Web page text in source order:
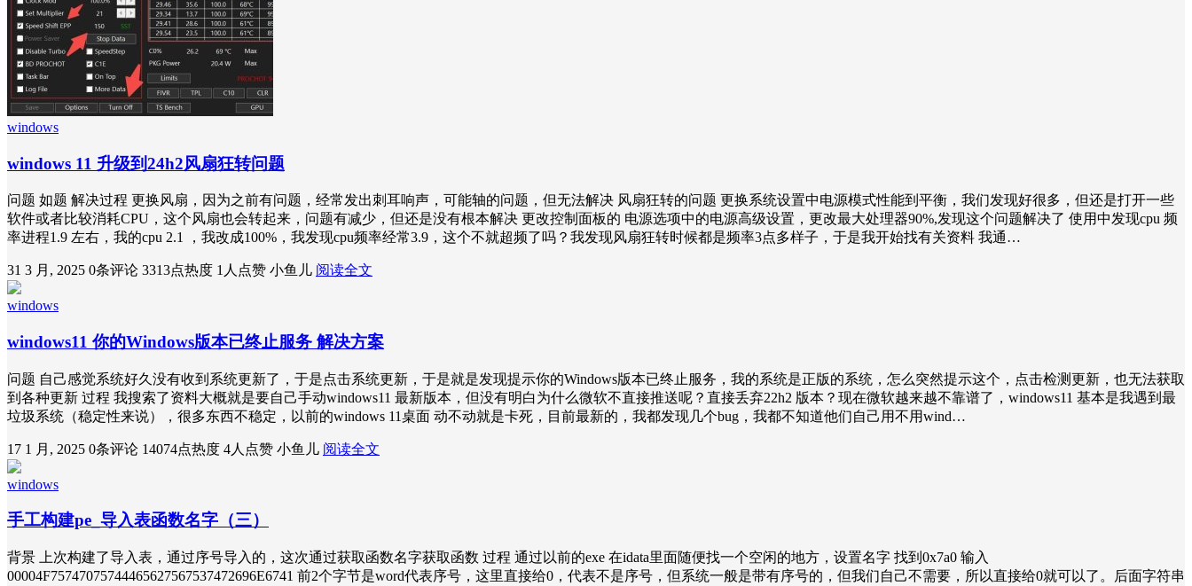
windows
windows 11 升级到24h2风扇狂转问题
问题 如题 解决过程 更换风扇，因为之前有问题，经常发出刺耳响声，可能轴的问题，但无法解决 风扇狂转的问题 更换系统设置中电源模式性能到平衡，我们发现好很多，但还是打开一些
软件或者比较消耗CPU，这个风扇也会转起来，问题有减少，但还是没有根本解决 更改控制面板的 电源选项中的电源高级设置，更改最大处理器90%,发现这个问题解决了 使用中发现cpu 频
率进程1.9 左右，我的cpu 2.1 ，我改成100%，我发现cpu频率经常3.9，这个不就超频了吗？我发现风扇狂转时候都是频率3点多样子，于是我开始找有关资料 我通…
31 3 月, 2025 0条评论 3313点热度 1人点赞 小鱼儿 阅读全文
windows
windows11 你的Windows版本已终止服务 解决方案
问题 自己感觉系统好久没有收到系统更新了，于是点击系统更新，于是就是发现提示你的Windows版本已终止服务，我的系统是正版的系统，怎么突然提示这个，点击检测更新，也无法获取
到各种更新 过程 我搜索了资料大概就是要自己手动windows11 最新版本，但没有明白为什么微软不直接推送呢？直接丢弃22h2 版本？现在微软越来越不靠谱了，windows11 基本是我遇到最
垃圾系统（稳定性来说），很多东西不稳定，以前的windows 11桌面 动不动就是卡死，目前最新的，我都发现几个bug，我都不知道他们自己用不用wind…
17 1 月, 2025 0条评论 14074点热度 4人点赞 小鱼儿 阅读全文
windows
手工构建pe_导入表函数名字（三）
背景 上次构建了导入表，通过序号导入的，这次通过获取函数名字获取函数 过程 通过以前的exe 在idata里面随便找一个空闲的地方，设置名字 找到0x7a0 输入
00004F75747075744465627567537472696E6741 前2个字节是word代表序号，这里直接给0，代表不是序号，但系统一般是带有序号的，但我们自己不需要，所以直接给0就可以了。后面字符串